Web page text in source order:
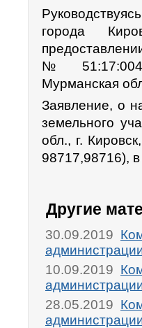
города
№
Мурманская
Заявление, о
земельного
обл., г.
98717,98716),
Другие
30.09.2019
10.09.2019
28.05.2019